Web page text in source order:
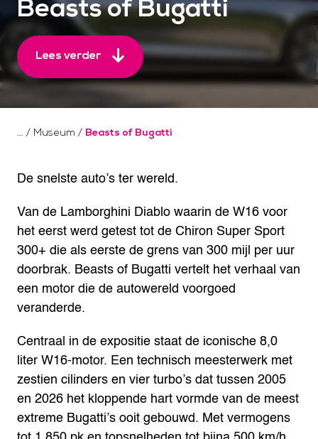
n
t
Beasts of Bugatti
Lees verder
/ Museum / Beasts of Bugatti
De snelste auto’s ter wereld.
Van de Lamborghini Diablo waarin de W16 voor
het eerst werd getest tot de Chiron Super Sport
300+ die als eerste de grens van 300 mijl per uur
doorbrak. Beasts of Bugatti vertelt het verhaal van
een motor die de autowereld voorgoed
veranderde.
Centraal in de expositie staat de iconische 8,0
liter W16-motor. Een technisch meesterwerk met
zestien cilinders en vier turbo’s dat tussen 2005
en 2026 het kloppende hart vormde van de meest
extreme Bugatti’s ooit gebouwd. Met vermogens